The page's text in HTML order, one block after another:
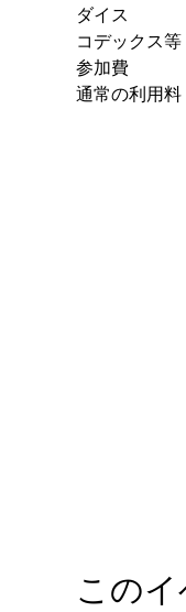
ダイス
コデックス等
参加費
通常の利用料
この